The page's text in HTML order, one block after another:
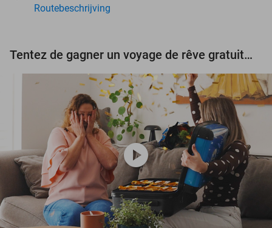
Routebeschrijving
Tentez de gagner un voyage de rêve gratuit d'une valeur de 3.000 € !
play_circle